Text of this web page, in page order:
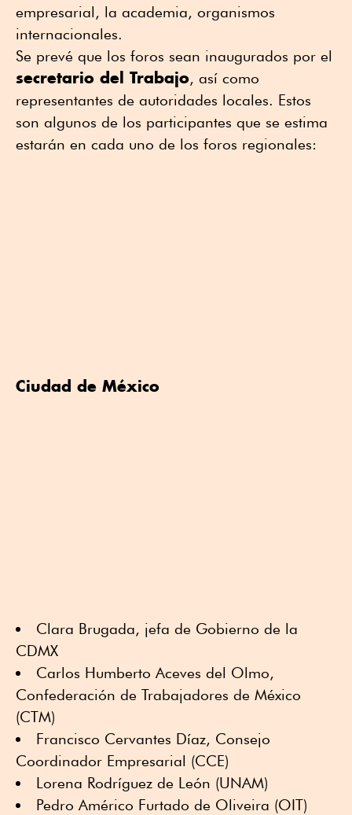
empresarial, la academia, organismos
internacionales.
Se prevé que los foros sean inaugurados por el
secretario del Trabajo, así como
representantes de autoridades locales. Estos
son algunos de los participantes que se estima
estarán en cada uno de los foros regionales:
Ciudad de México
Clara Brugada, jefa de Gobierno de la
CDMX
Carlos Humberto Aceves del Olmo,
Confederación de Trabajadores de México
(CTM)
Francisco Cervantes Díaz, Consejo
Coordinador Empresarial (CCE)
Lorena Rodríguez de León (UNAM)
Pedro Américo Furtado de Oliveira (OIT)